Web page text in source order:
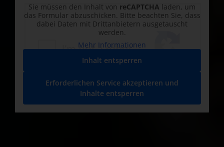
Sie müssen den Inhalt von reCAPTCHA laden, um
das Formular abzuschicken. Bitte beachten Sie, dass
dabei Daten mit Drittanbietern ausgetauscht
werden.
Mehr Informationen
Inhalt entsperren
Erforderlichen Service akzeptieren und
Inhalte entsperren